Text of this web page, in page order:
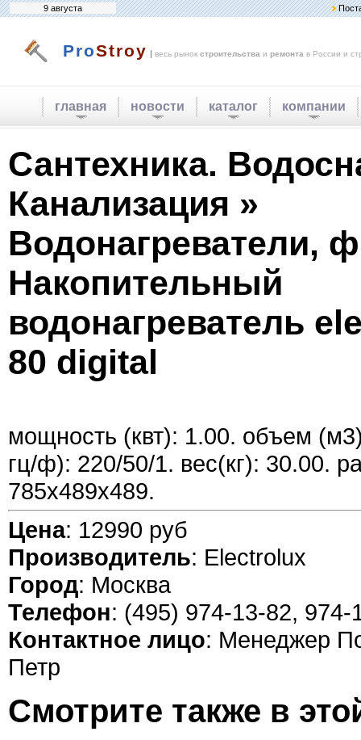
9 августа
ProStroy | весь рынок строительства и ремонта в России и
главная новости каталог компании
Сантехника.
Канализация »
Водонагреватели,
Накопительный
водонагреватель
80 digital
мощность (квт): 1.00. объем
гц/ф): 220/50/1. вес(кг): 30.00.
785х489х489.
Цена: 12990 руб
Производитель: Electrolux
Город: Москва
Телефон: (495) 974-13-82, 974-
Контактное лицо: Менеджер
Петр
Смотрите также в